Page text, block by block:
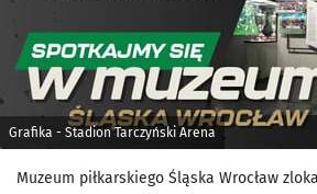
Grafika - Stadion Tarczyński Arena
Muzeum piłkarskiego Śląska Wrocław